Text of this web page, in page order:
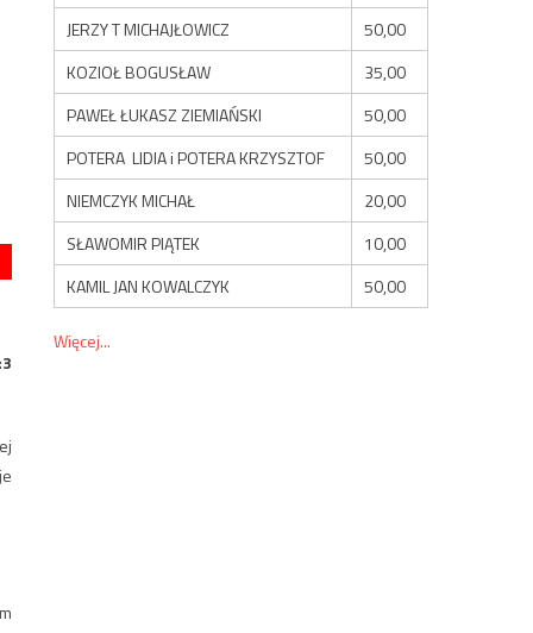
JERZY T MICHAJŁOWICZ
50,00
KOZIOŁ BOGUSŁAW
35,00
PAWEŁ ŁUKASZ ZIEMIAŃSKI
50,00
POTERA LIDIA i POTERA KRZYSZTOF
50,00
NIEMCZYK MICHAŁ
20,00
SŁAWOMIR PIĄTEK
10,00
KAMIL JAN KOWALCZYK
50,00
Więcej...